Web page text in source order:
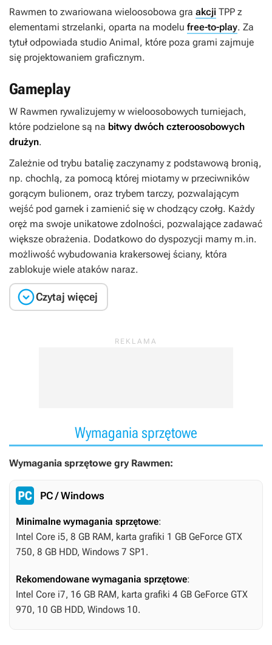
Rawmen to zwariowana wieloosobowa gra akcji TPP z
elementami strzelanki, oparta na modelu free-to-play. Za
tytuł odpowiada studio Animal, które poza grami zajmuje
się projektowaniem graficznym.
Gameplay
W Rawmen rywalizujemy w wieloosobowych turniejach,
które podzielone są na bitwy dwóch czteroosobowych
drużyn.
Zależnie od trybu batalię zaczynamy z podstawową bronią,
np. chochlą, za pomocą której miotamy w przeciwników
gorącym bulionem, oraz trybem tarczy, pozwalającym
wejść pod garnek i zamienić się w chodzący czołg. Każdy
oręż ma swoje unikatowe zdolności, pozwalające zadawać
większe obrażenia. Dodatkowo do dyspozycji mamy m.in.
możliwość wybudowania krakersowej ściany, która
zablokuje wiele ataków naraz.
Czytaj więcej
Wymagania sprzętowe
Wymagania sprzętowe gry Rawmen:
PC / Windows
Minimalne wymagania sprzętowe:
Intel Core i5, 8 GB RAM, karta grafiki 1 GB GeForce GTX
750, 8 GB HDD, Windows 7 SP1.
Rekomendowane wymagania sprzętowe:
Intel Core i7, 16 GB RAM, karta grafiki 4 GB GeForce GTX
970, 10 GB HDD, Windows 10.